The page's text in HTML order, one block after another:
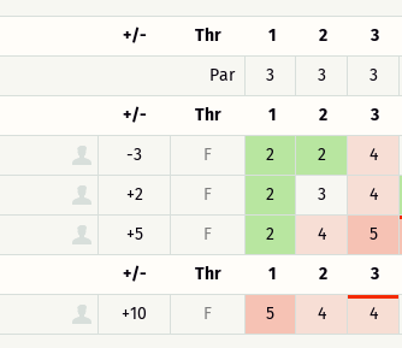
+/- Thr 1 2 3
Par
3 3 3
+/- Thr 1 2 3
-3 F 2 2 4
+2 F 2 3 4
+5 F 2 4 5
+/- Thr 1 2 3
+10 F 5 4 4